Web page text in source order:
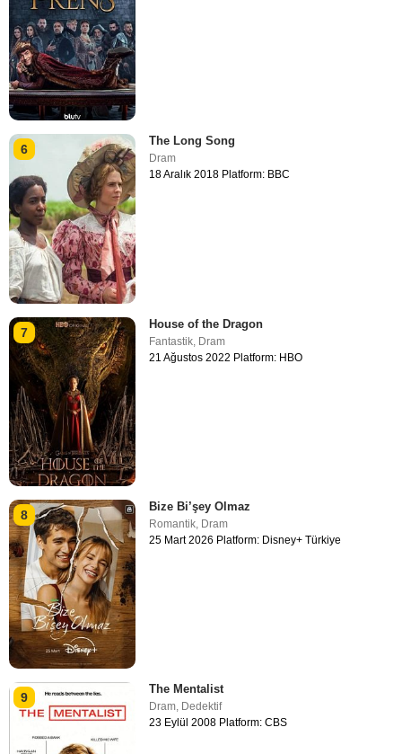
6
The Long Song
Dram
18 Aralık 2018 Platform: BBC
7
House of the Dragon
Fantastik Dram
21 Ağustos 2022 Platform: HBO
8
Bize Bi’şey Olmaz
Romantik, Dram
25 Mart 2026 Platform: Disney+ Türkiye
9
The Mentalist
Dram, Dedektif
23 Eylül 2008 Platform: CBS